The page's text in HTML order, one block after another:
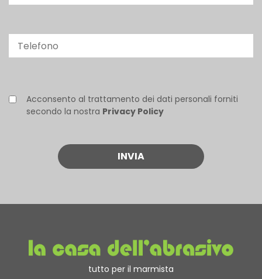
Acconsento al trattamento dei dati personali forniti
secondo la nostra Privacy Policy
tutto per il marmista